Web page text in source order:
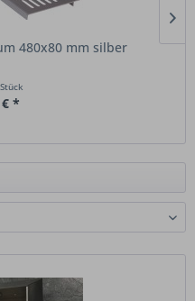
480x80 mm silber
*